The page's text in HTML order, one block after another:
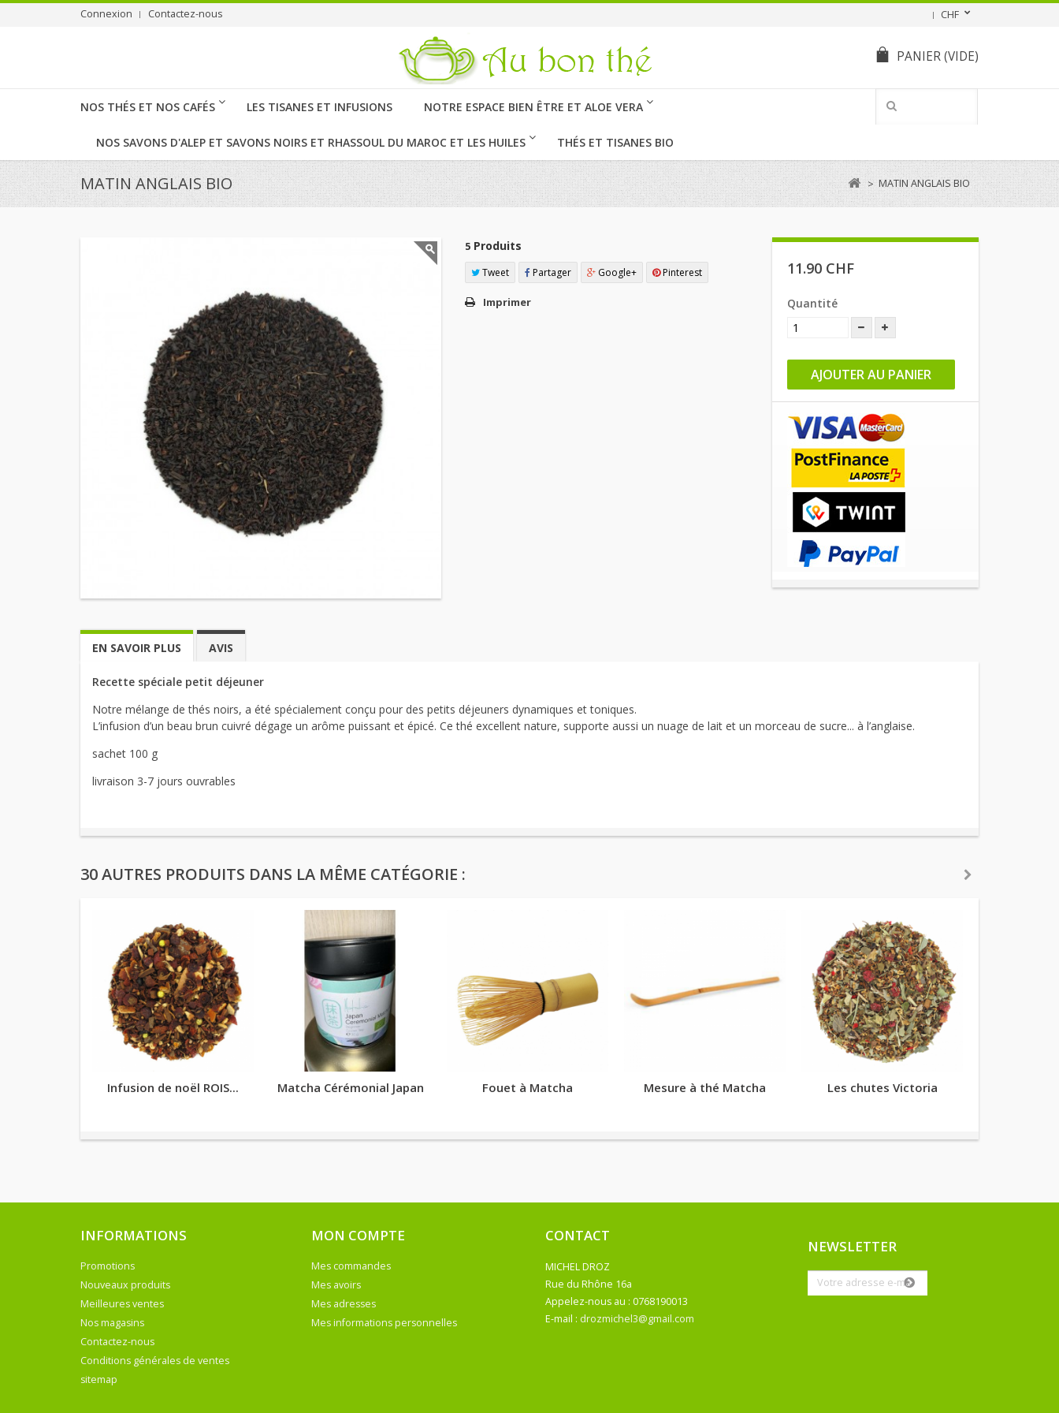
Connexion CHF
Contactez-nous
PANIER(VIDE)
NOS THÉS ET NOS CAFÉS LES TISANES ET INFUSIONS NOTRE ESPACE BIEN ÊTRE ET ALOE VERA
NOS SAVONS D'ALEP ET SAVONS NOIRS ET RHASSOUL DU MAROC ET LES HUILES THÉS ET TISANES BIO
> MATIN ANGLAIS BIO
MATIN ANGLAIS BIO
5 Produits
Tweet Partager Google+ Pinterest
Imprimer
11.90 CHF
Quantité
AJOUTER AU PANIER
EN SAVOIR PLUS AVIS
Recette spéciale petit déjeuner
Notre mélange de thés noirs, a été spécialement conçu pour des petits déjeuners dynamiques et toniques.
L’infusion d’un beau brun cuivré dégage un arôme puissant et épicé. Ce thé excellent nature, supporte aussi un nuage de lait et un morceau de sucre... à l’anglaise.
sachet 100 g
livraison 3-7 jours ouvrables
30 AUTRES PRODUITS DANS LA MÊME CATÉGORIE :
Infusion de noël ROIS... Matcha Cérémonial Japan Fouet à Matcha Mesure à thé Matcha Les chutes Victoria
INFORMATIONS
Promotions
Nouveaux produits
Meilleures ventes
Nos magasins
Contactez-nous
Conditions générales de ventes
sitemap
MON COMPTE
Mes commandes
Mes avoirs
Mes adresses
Mes informations personnelles
CONTACT
MICHEL DROZ
Appelez-nous au : 0768190013
E-mail : drozmichel3@gmail.com
NEWSLETTER